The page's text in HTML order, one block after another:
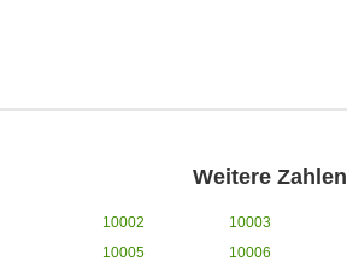
Weitere Zahlen
10002 10003
10005
10006